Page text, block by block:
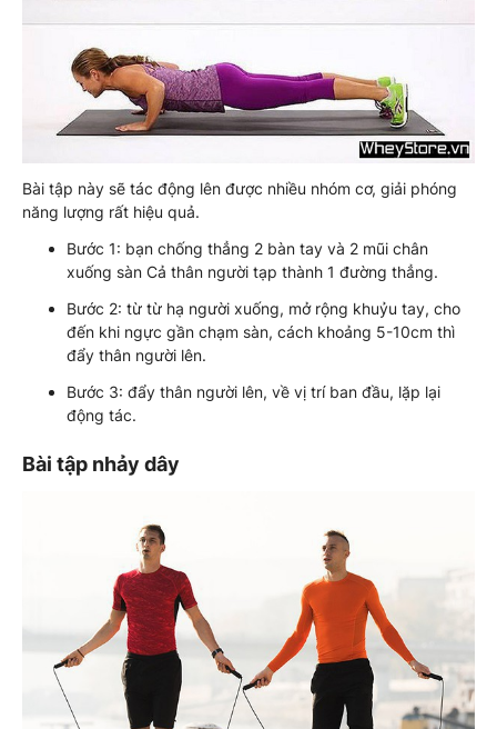
Bài tập này sẽ tác động lên được nhiều nhóm cơ, giải phóng
năng lượng rất hiệu quả.
Bước 1: bạn chống thẳng 2 bàn tay và 2 mũi chân
xuống sàn Cả thân người tạp thành 1 đường thẳng.
Bước 2: từ từ hạ người xuống, mở rộng khuỷu tay, cho
đến khi ngực gần chạm sàn, cách khoảng 5-10cm thì
đẩy thân người lên.
Bước 3: đẩy thân người lên, về vị trí ban đầu, lặp lại
động tác.
Bài tập nhảy dây